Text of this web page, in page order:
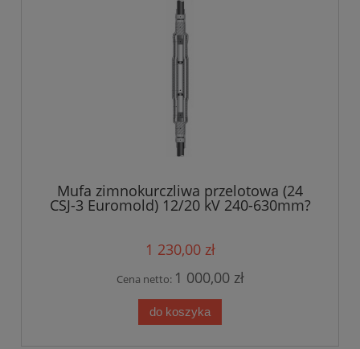
Mufa zimnokurczliwa przelotowa (24
CSJ-3 Euromold) 12/20 kV 240-630mm?
1 230,00 zł
Cena netto: 1 000,00 zł
do koszyka